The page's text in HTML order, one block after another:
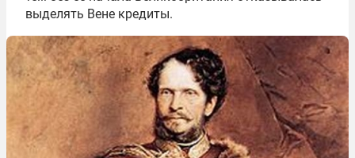
выделять Вене кредиты.